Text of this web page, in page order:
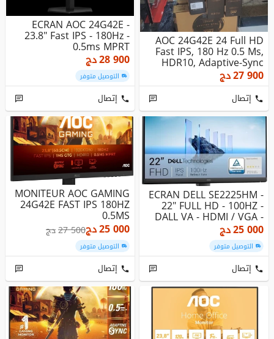
AOC 24G42E 24 Full HD
Fast IPS, 180 Hz 0.5 Ms,
HDR10, Adaptive-Sync
Ga...
27 900دج
إتصال
ECRAN AOC 24G42E -
23.8" Fast IPS - 180Hz -
0.5ms MPRT
28 900دج
التوصيل متوفر
إتصال
ECRAN DELL SE2225HM -
22" FULL HD - 100HZ -
DALL VA - HDMI / VGA -
5MS...
25 000دج
التوصيل متوفر
إتصال
MONITEUR AOC GAMING
24G42E FAST IPS 180HZ
0.5MS
25 000دج27 500دج
التوصيل متوفر
إتصال